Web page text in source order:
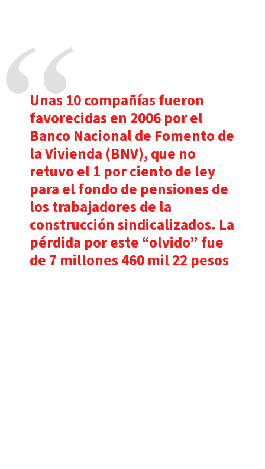
Unas 10 compañías fueron
favorecidas en 2006 por el
Banco Nacional de Fomento de
la Vivienda (BNV), que no
retuvo el 1 por ciento de ley
para el fondo de pensiones de
los trabajadores de la
construcción sindicalizados. La
pérdida por este “olvido” fue
de7 millones 460 mil 22 pesos